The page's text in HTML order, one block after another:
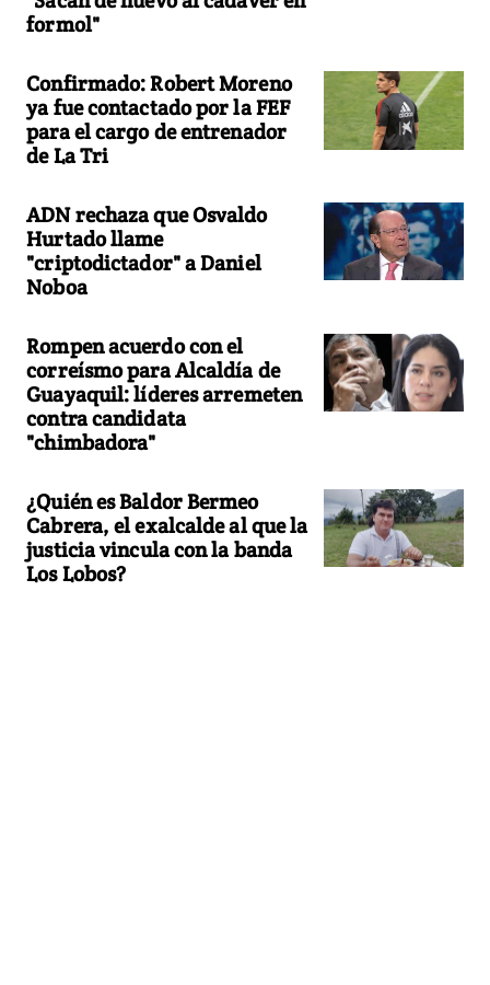
formol"
Confirmado: Robert Moreno
ya fue contactado por la FEF
para el cargo de entrenador
de La Tri
ADN rechaza que Osvaldo
Hurtado llame
"criptodictador" a Daniel
Noboa
Rompen acuerdo con el
correísmo para Alcaldía de
Guayaquil: líderes arremeten
contra candidata
"chimbadora"
¿Quién es Baldor Bermeo
Cabrera, el exalcalde al que la
justicia vincula con la banda
Los Lobos?